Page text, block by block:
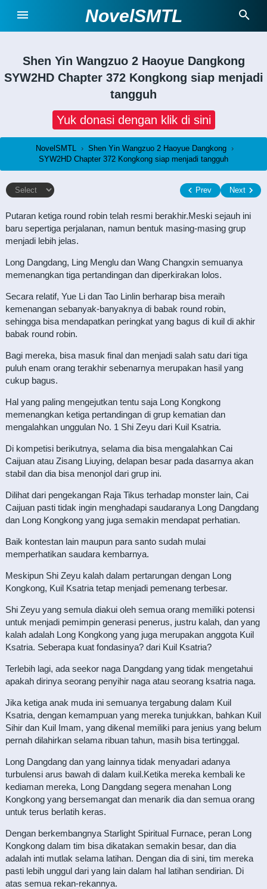
NovelSMTL
Shen Yin Wangzuo 2 Haoyue Dangkong
SYW2HD Chapter 372 Kongkong siap menjadi
tangguh
Yuk donasi dengan klik di sini
NovelSMTL › Shen Yin Wangzuo 2 Haoyue Dangkong ›
SYW2HD Chapter 372 Kongkong siap menjadi tangguh
Prev Next
Putaran ketiga round robin telah resmi berakhir.Meski sejauh ini
baru sepertiga perjalanan, namun bentuk masing-masing grup
menjadi lebih jelas.
Long Dangdang, Ling Menglu dan Wang Changxin semuanya
memenangkan tiga pertandingan dan diperkirakan lolos.
Secara relatif, Yue Li dan Tao Linlin berharap bisa meraih
kemenangan sebanyak-banyaknya di babak round robin,
sehingga bisa mendapatkan peringkat yang bagus di kuil di akhir
babak round robin.
Bagi mereka, bisa masuk final dan menjadi salah satu dari tiga
puluh enam orang terakhir sebenarnya merupakan hasil yang
cukup bagus.
Hal yang paling mengejutkan tentu saja Long Kongkong
memenangkan ketiga pertandingan di grup kematian dan
mengalahkan unggulan No. 1 Shi Zeyu dari Kuil Ksatria.
Di kompetisi berikutnya, selama dia bisa mengalahkan Cai
Caijuan atau Zisang Liuying, delapan besar pada dasarnya akan
stabil dan dia bisa menonjol dari grup ini.
Dilihat dari pengekangan Raja Tikus terhadap monster lain, Cai
Caijuan pasti tidak ingin menghadapi saudaranya Long Dangdang
dan Long Kongkong yang juga semakin mendapat perhatian.
Baik kontestan lain maupun para santo sudah mulai
memperhatikan saudara kembarnya.
Meskipun Shi Zeyu kalah dalam pertarungan dengan Long
Kongkong, Kuil Ksatria tetap menjadi pemenang terbesar.
Shi Zeyu yang semula diakui oleh semua orang memiliki potensi
untuk menjadi pemimpin generasi penerus, justru kalah, dan yang
kalah adalah Long Kongkong yang juga merupakan anggota Kuil
Ksatria. Seberapa kuat fondasinya? dari Kuil Ksatria?
Terlebih lagi, ada seekor naga Dangdang yang tidak mengetahui
apakah dirinya seorang penyihir naga atau seorang ksatria naga.
Jika ketiga anak muda ini semuanya tergabung dalam Kuil
Ksatria, dengan kemampuan yang mereka tunjukkan, bahkan Kuil
Sihir dan Kuil Imam, yang dikenal memiliki para jenius yang belum
pernah dilahirkan selama ribuan tahun, masih bisa tertinggal.
Long Dangdang dan yang lainnya tidak menyadari adanya
turbulensi arus bawah di dalam kuil.Ketika mereka kembali ke
kediaman mereka, Long Dangdang segera menahan Long
Kongkong yang bersemangat dan menarik dia dan semua orang
untuk terus berlatih keras.
Dengan berkembangnya Starlight Spiritual Furnace, peran Long
Kongkong dalam tim bisa dikatakan semakin besar, dan dia
adalah inti mutlak selama latihan. Dengan dia di sini, tim mereka
pasti lebih unggul dari yang lain dalam hal latihan sendirian. Di
atas semua rekan-rekannya.